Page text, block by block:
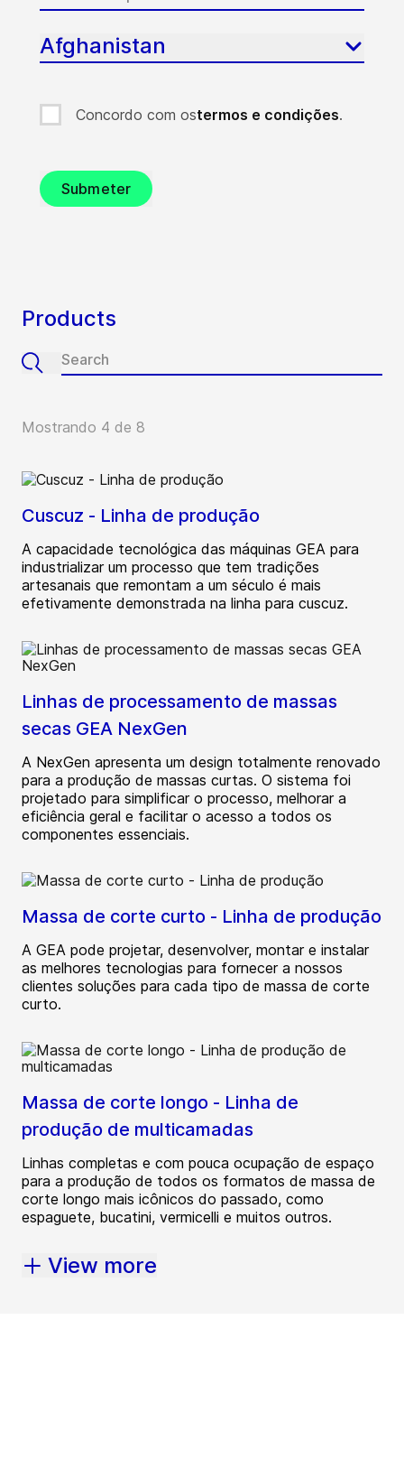
Afghanistan
Concordo com ostermos e condições.
Submeter
Products
Mostrando 4 de 8
Cuscuz - Linha de produção
A capacidade tecnológica das máquinas GEA para
industrializar um processo que tem tradições
artesanais que remontam a um século é mais
efetivamente demonstrada na linha para cuscuz.
Linhas de processamento de massas
secas GEA NexGen
A NexGen apresenta um design totalmente renovado
para a produção de massas curtas. O sistema foi
projetado para simplificar o processo, melhorar a
eficiência geral e facilitar o acesso a todos os
componentes essenciais.
Massa de corte curto - Linha de produção
A GEA pode projetar, desenvolver, montar e instalar
as melhores tecnologias para fornecer a nossos
clientes soluções para cada tipo de massa de corte
curto.
Massa de corte longo - Linha de
produção de multicamadas
Linhas completas e com pouca ocupação de espaço
para a produção de todos os formatos de massa de
corte longo mais icônicos do passado, como
espaguete, bucatini, vermicelli e muitos outros.
View more